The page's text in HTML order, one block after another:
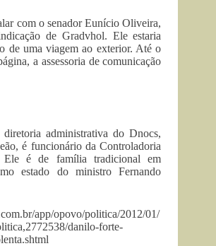
com o senador Eunício Oliveira,
de Gradvhol. Ele estaria
de uma viagem ao exterior. Até o
a assessoria de comunicação
administrativa do Dnocs,
é funcionário da Controladoria
é de família tradicional em
estado do ministro Fernando
app/opovo/politica/2012/01/
danilo-forte-